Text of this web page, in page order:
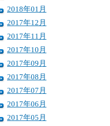
2018年01月
2017年12月
2017年11月
2017年10月
2017年09月
2017年08月
2017年07月
2017年06月
2017年05月